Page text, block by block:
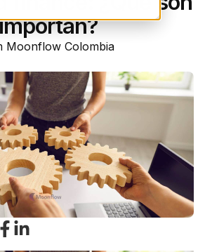
Moonflow Colombia